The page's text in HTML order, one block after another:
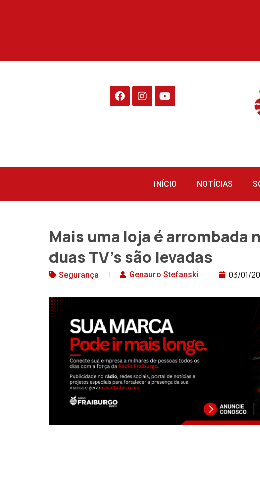
INÍCIO NOTÍCIAS
Mais uma loja é arrombada
duas TV’s são levadas
Segurança Genauro Stefanski 03/01/